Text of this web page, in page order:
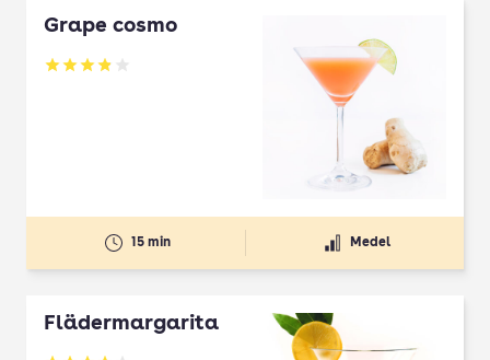
Grape cosmo
Betyg: 3.9 av 5
15 min Medel
Flädermargarita